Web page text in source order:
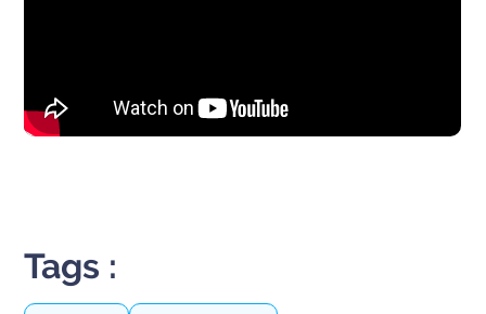
Tags :